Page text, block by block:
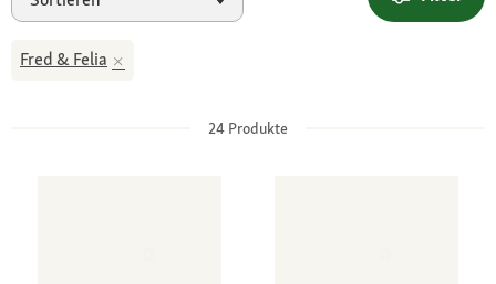
Fred & Felia
24 Produkte